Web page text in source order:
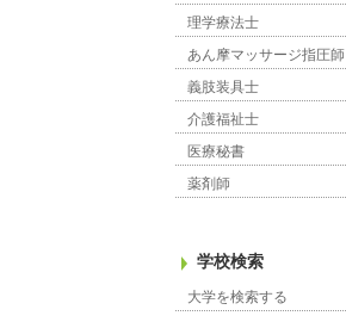
理学療法士
あん摩マッサージ指圧師
義肢装具士
介護福祉士
医療秘書
薬剤師
学校検索
大学を検索する